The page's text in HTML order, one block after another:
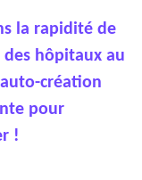
la rapidité de
hôpitaux au
création
pour
!